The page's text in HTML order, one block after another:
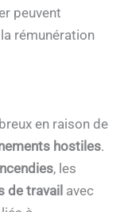
peuvent
rémunération
en raison de
hostiles.
, les
de travail avec